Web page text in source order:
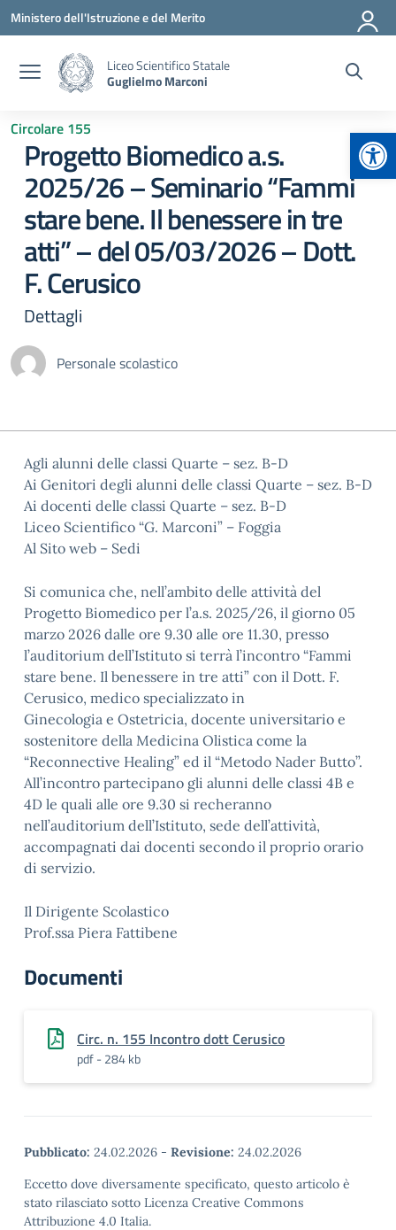
Vai ai contenuti
Vai al menu di navigazione
Vai al footer
Ministero dell'Istruzione e del Merito
Liceo Scientifico Statale
Guglielmo Marconi
Circolare 155
Progetto Biomedico a.s.
2025/26 – Seminario “Fammi
stare bene. Il benessere in tre
atti” – del 05/03/2026 – Dott.
F. Cerusico
Dettagli
Personale scolastico
Agli alunni delle classi Quarte – sez. B-D
Ai Genitori degli alunni delle classi Quarte – sez. B-D
Ai docenti delle classi Quarte – sez. B-D
Liceo Scientifico “G. Marconi” – Foggia
Al Sito web – Sedi
Si comunica che, nell’ambito delle attività del
Progetto Biomedico per l’a.s. 2025/26, il giorno 05
marzo 2026 dalle ore 9.30 alle ore 11.30, presso
l’auditorium dell’Istituto si terrà l’incontro “Fammi
stare bene. Il benessere in tre atti” con il Dott. F.
Cerusico, medico specializzato in
Ginecologia e Ostetricia, docente universitario e
sostenitore della Medicina Olistica come la
“Reconnective Healing” ed il “Metodo Nader Butto”.
All’incontro partecipano gli alunni delle classi 4B e
4D le quali alle ore 9.30 si recheranno
nell’auditorium dell’Istituto, sede dell’attività,
accompagnati dai docenti secondo il proprio orario
di servizio.
Il Dirigente Scolastico
Prof.ssa Piera Fattibene
Documenti
Circ. n. 155 Incontro dott Cerusico
pdf - 284 kb
Pubblicato: 24.02.2026 - Revisione: 24.02.2026
Eccetto dove diversamente specificato, questo articolo è
stato rilasciato sotto Licenza Creative Commons
Attribuzione 4.0 Italia.